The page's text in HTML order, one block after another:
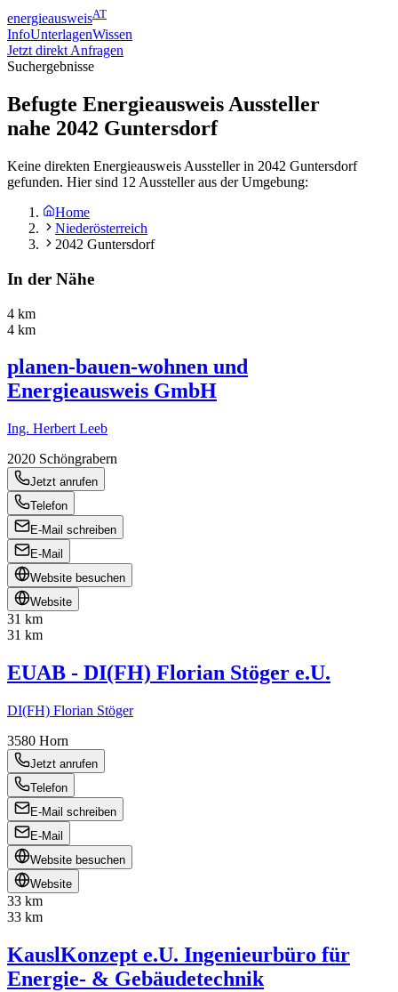
energieausweisAT
InfoUnterlagenWissen
Jetzt direkt Anfragen
Suchergebnisse
Befugte Energieausweis Aussteller
nahe 2042 Guntersdorf
Keine direkten Energieausweis Aussteller in 2042 Guntersdorf
gefunden. Hier sind 12 Aussteller aus der Umgebung:
Home
Niederösterreich
2042 Guntersdorf
In der Nähe
4 km
4 km
planen-bauen-wohnen und
Energieausweis GmbH
Ing. Herbert Leeb
2020 Schöngrabern
Jetzt anrufen
Telefon
E-Mail schreiben
E-Mail
Website besuchen
Website
31 km
31 km
EUAB - DI(FH) Florian Stöger e.U.
DI(FH) Florian Stöger
3580 Horn
Jetzt anrufen
Telefon
E-Mail schreiben
E-Mail
Website besuchen
Website
33 km
33 km
KauslKonzept e.U. Ingenieurbüro für
Energie- & Gebäudetechnik